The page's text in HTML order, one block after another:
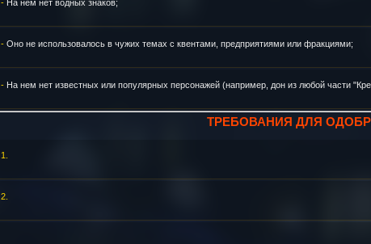
- На нем нет водных знаков;
- Оно не использовалось в чужих темах с квентами, предприятиями или фракциями;
- На нем нет известных или популярных персонажей (например, дон из любой части
ТРЕБОВАНИЯ ДЛЯ
1.
2.